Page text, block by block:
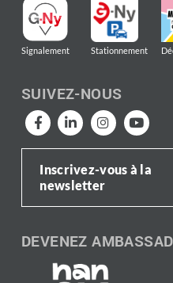
Signalement Stationnement
SUIVEZ-NOUS
Inscrivez-vous à la
newsletter
DEVENEZ